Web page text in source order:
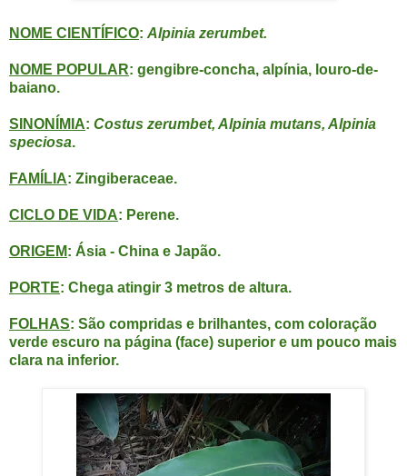
NOME CIENTÍFICO: Alpinia zerumbet.
NOME POPULAR: gengibre-concha, alpínia, louro-de-
baiano.
SINONÍMIA: Costus zerumbet, Alpinia mutans, Alpinia
speciosa.
FAMÍLIA: Zingiberaceae.
CICLO DE VIDA: Perene.
ORIGEM: Ásia - China e Japão.
PORTE: Chega atingir 3 metros de altura.
FOLHAS: São compridas e brilhantes, com coloração
verde escuro na página (face) superior e um pouco mais
clara na inferior.